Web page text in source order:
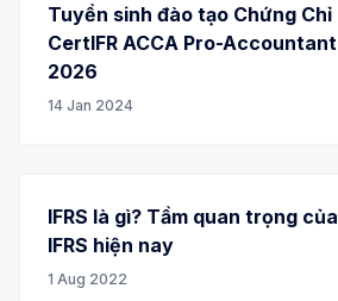
Tuyển sinh đào tạo Chứng Chỉ
CertIFR ACCA Pro-Accountant
2026
14 Jan 2024
IFRS là gì? Tầm quan trọng của
IFRS hiện nay
1 Aug 2022